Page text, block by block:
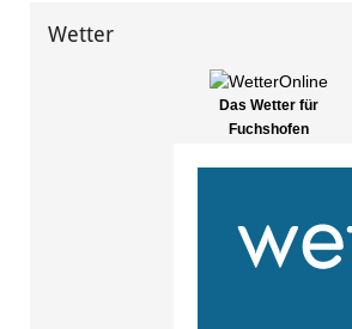
Wetter
Das Wetter für
Fuchshofen